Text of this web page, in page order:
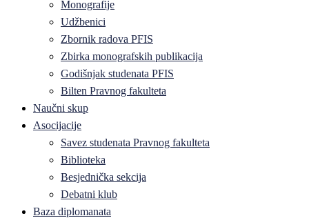
Monografije
Udžbenici
Zbornik radova PFIS
Zbirka monografskih publikacija
Godišnjak studenata PFIS
Bilten Pravnog fakulteta
Naučni skup
Asocijacije
Savez studenata Pravnog fakulteta
Biblioteka
Besjednička sekcija
Debatni klub
Baza diplomanata